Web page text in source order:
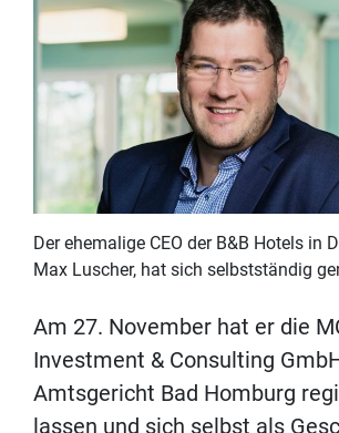
Der ehemalige CEO der B&B Hotels in
Max Luscher, hat sich selbstständig
Am 27. November hat er die
Investment & Consulting
Amtsgericht Bad Homburg
lassen und sich selbst als